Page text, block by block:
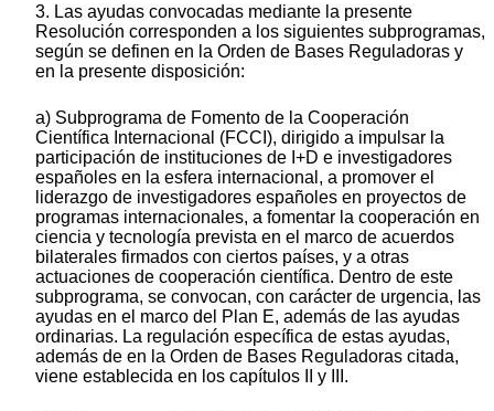
3. Las ayudas convocadas mediante la presente
Resolución corresponden a los siguientes subprogramas,
según se definen en la Orden de Bases Reguladoras y
en la presente disposición:
a) Subprograma de Fomento de la Cooperación
Científica Internacional (FCCI), dirigido a impulsar la
participación de instituciones de I+D e investigadores
españoles en la esfera internacional, a promover el
liderazgo de investigadores españoles en proyectos de
programas internacionales, a fomentar la cooperación en
ciencia y tecnología prevista en el marco de acuerdos
bilaterales firmados con ciertos países, y a otras
actuaciones de cooperación científica. Dentro de este
subprograma, se convocan, con carácter de urgencia, las
ayudas en el marco del Plan E, además de las ayudas
ordinarias. La regulación específica de estas ayudas,
además de en la Orden de Bases Reguladoras citada,
viene establecida en los capítulos II y III.